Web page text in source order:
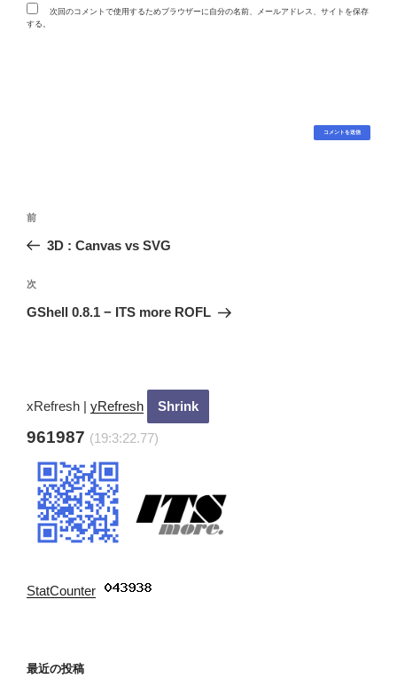
次回のコメントで使用するためブラウザーに自分の名前、メールアドレス、サイトを保存
する。
投
ナ
ビ
ゲ
ン
過
去
投
稿
前
3D : Canvas vs SVG
次
の
次
GShell 0.8.1 − ITS more ROFL
xRefresh | yRefresh
961987 (19:3:23.77)
StatCounter
最近の投稿